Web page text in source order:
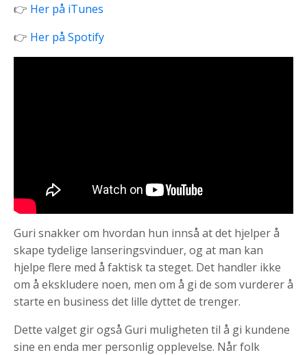
👉 Her på iTunes
👉 Her på Spotify
Guri snakker om hvordan hun innså at det hjelper å
skape tydelige lanseringsvinduer, og at man kan
hjelpe flere med å faktisk ta steget. Det handler ikke
om å ekskludere noen, men om å gi de som vurderer å
starte en business det lille dyttet de trenger.
Dette valget gir også Guri muligheten til å gi kundene
sine en enda mer personlig opplevelse. Når folk